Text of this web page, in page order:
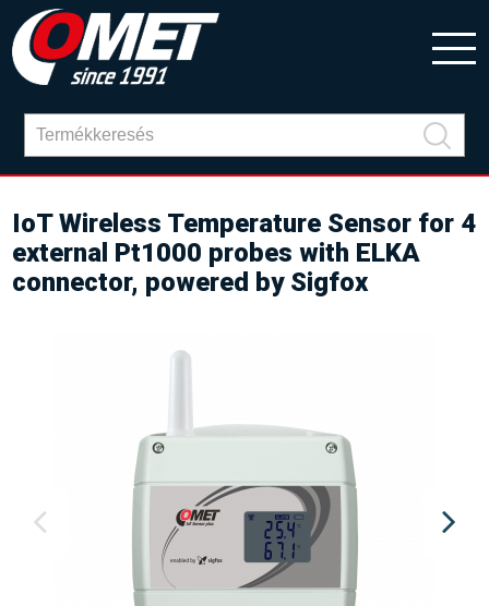
IoT Wireless Temperature Sensor for 4
external Pt1000 probes with ELKA
connector, powered by Sigfox